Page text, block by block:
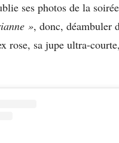
ses photos de la
», donc, déambuler
rose, sa jupe ultra-